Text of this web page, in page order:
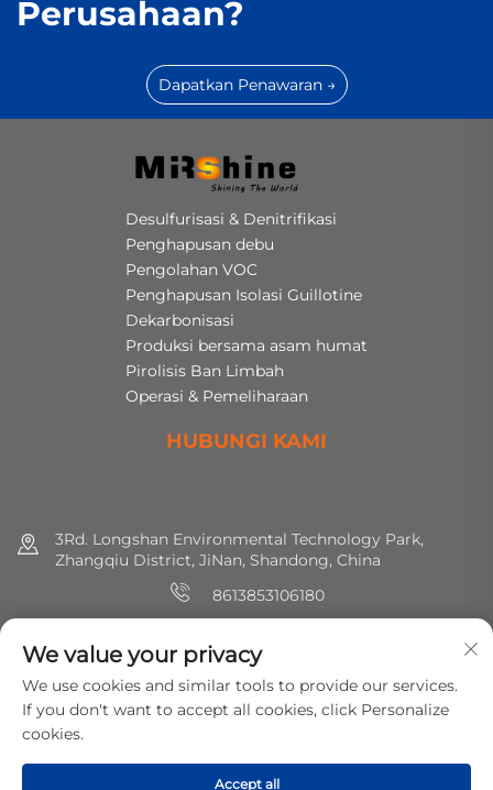
Perusahaan?
Dapatkan Penawaran →
Desulfurisasi & Denitrifikasi
Penghapusan debu
Pengolahan VOC
Penghapusan Isolasi Guillotine
Dekarbonisasi
Produksi bersama asam humat
Pirolisis Ban Limbah
Operasi & Pemeliharaan
HUBUNGI KAMI
3Rd. Longshan Environmental Technology Park,
Zhangqiu District, JiNan, Shandong, China
8613853106180
[email protected]
Technology Co., Ltd. Hak-hak semua dilindungi.
We value your privacy
We use cookies and similar tools to provide our services.
If you don't want to accept all cookies, click Personalize
cookies.
Accept all